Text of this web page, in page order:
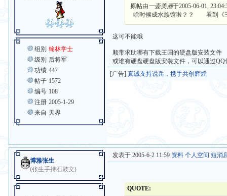
组别 翰林学士
级别 后将军
功绩 447
帖子 1572
编号 108
注册 2005-1-29
来自 天界
原帖由一壶美酒于2005-06-01,
啥时候成水族馆啦？？ 看到《
这可不能哦
顺带求助哪有下载王国的硬盘版安装文件
或谁有硬盘硬盘版安装文件，可以通过
[广告]真诚支持说岳，携手共创辉煌
博雅张生
(张生手持石鼓文)
发表于 2005-6-2 11:59 资料 个人空间 短消
QUOTE: